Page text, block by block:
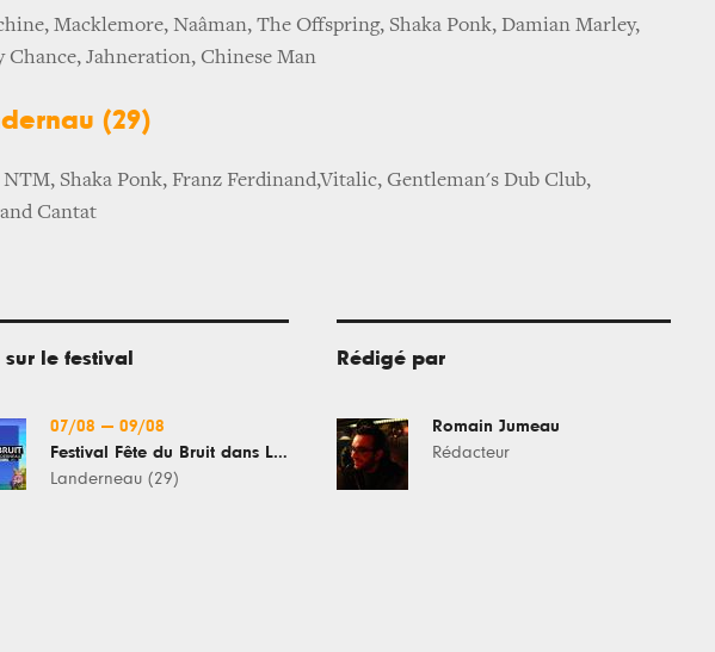
Macklemore, Naâman, The Offspring, Shaka Ponk, Damian Marley,
Chance, Jahneration, Chinese Man
(29)
Shaka Ponk, Franz Ferdinand,Vitalic, Gentleman's Dub Club,
Cantat
sur le festival
07/08 — 09/08
Festival Fête du Bruit dans Landerneau
Landerneau (29)
Rédigé par
Romain Jumeau
Rédacteur